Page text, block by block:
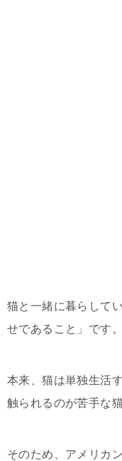
猫と一緒に暮らして
せであること」です。
本来、猫は単独生活
触られるのが苦手な
そのため、アメリカ